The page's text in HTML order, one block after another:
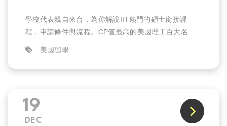
學校代表親自來台，為你解說IIT熱門的碩士銜接課
程，申請條件與流程。CP值最高的美國理工百大名
校，精彩呈現給你!
美國留學
19
DEC